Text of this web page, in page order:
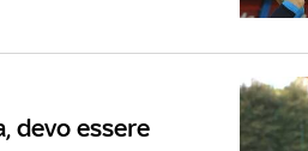
devo essere